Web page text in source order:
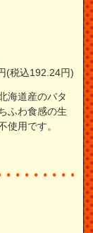
(税込192.24円)
海道産のバタ
ふわ食感の生
使用です。